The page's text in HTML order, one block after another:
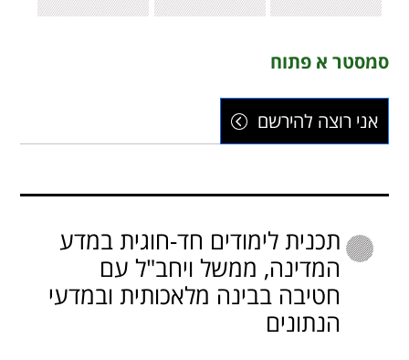
סמסטר א פתוח
אני רוצה להירשם
תכנית לימודים חד-חוגית במדע
המדינה, ממשל ויחב"ל עם
חטיבה בבינה מלאכותית ובמדעי
הנתונים